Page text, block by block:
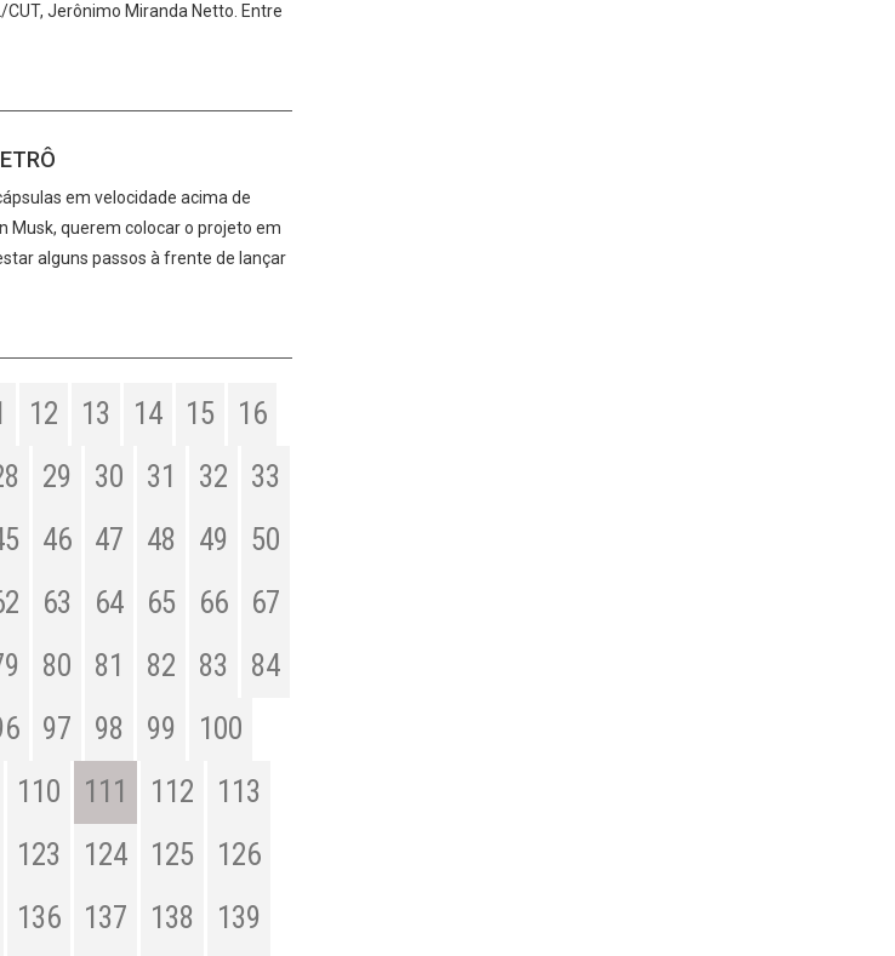
Jerônimo Miranda Netto. Entre
em velocidade acima de
Musk, querem colocar o projeto em
alguns passos à frente de lançar
12 13 14 15
16
29 30 31 32
33
46 47 48 49
50
63 64 65 66
67
80 81 82 83
84
97 98 99
100
110 111 112
113
123 124 125
126
136 137 138
139